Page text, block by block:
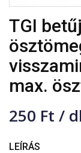
TGI
max.
250 Ft /
LEÍRÁS